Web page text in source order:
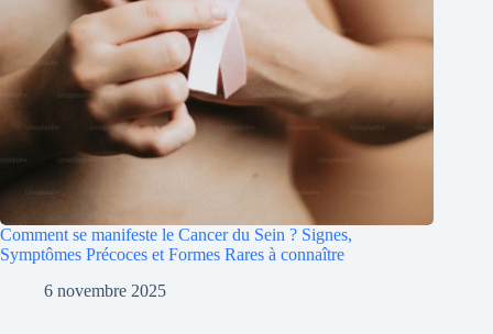
Comment se manifeste le Cancer du Sein ? Signes,
Symptômes Précoces et Formes Rares à connaître
6 novembre 2025